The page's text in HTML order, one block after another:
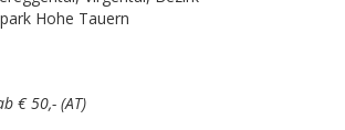
Hohe Tauern
€ 50,- (AT)